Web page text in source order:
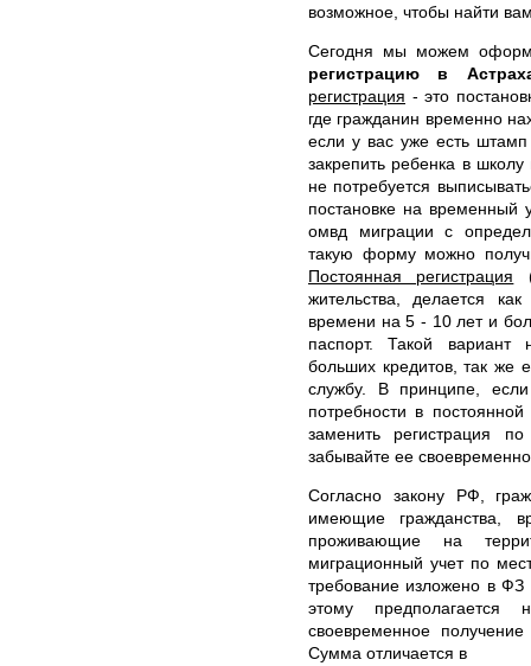
возможное, чтобы найти
Сегодня мы можем
регистрацию в
регистрация - это
где гражданин временно
если у вас уже есть
закрепить ребенка в
не потребуется
постановке на временный
омвд миграции с
такую форму можно
Постоянная регистрация
жительства, делается
времени на 5 - 10 лет и
паспорт. Такой вариант
больших кредитов, так же
службу. В принципе,
потребности в
заменить регистрация
забывайте ее
Согласно закону РФ,
имеющие гражданства,
проживающие на
миграционный учет по
требование изложено в
этому
своевременное
Сумма отличается в